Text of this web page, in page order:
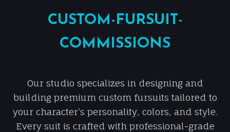
CUSTOM-FURSUIT-
COMMISSIONS
Our studio specializes in designing and
building premium custom fursuits tailored to
your character’s personality, colors, and style.
Every suit is crafted with professional-grade